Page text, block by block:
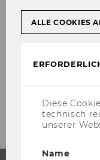
tran­sac­tion in
Screen Pain­ter:
ALLE COOKIES
Diese
technisch
unserer
Name